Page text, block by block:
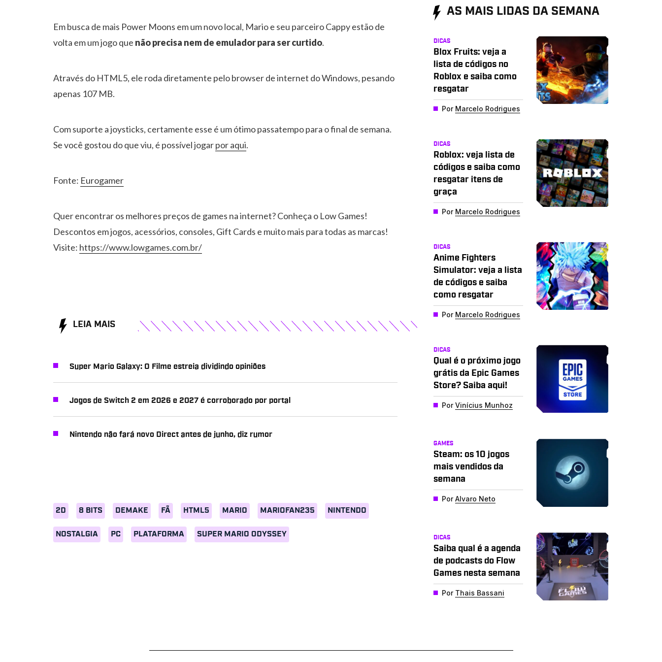
Em busca de mais Power Moons em um novo local, Mario e seu parceiro Cappy estão de
volta em um jogo que não precisa nem de emulador para ser curtido.
Através do HTML5, ele roda diretamente pelo browser de internet do Windows, pesando
apenas 107 MB.
Com suporte a joysticks, certamente esse é um ótimo passatempo para o final de semana.
Se você gostou do que viu, é possível jogarpor aqui.
Fonte: Eurogamer
Quer encontrar os melhores preços de games na internet? Conheça o Low Games!
Descontos em jogos, acessórios, consoles, Gift Cards e muito mais para todas as marcas!
Visite: https://www.lowgames.com.br/
2D 8 BITS DEMAKE FÃ HTML5 MARIO MARIOFAN235 NINTENDO
NOSTALGIA PC PLATAFORMA SUPER MARIO ODYSSEY
LEIA MAIS
Super Mario Galaxy: O Filme estreia dividindo opiniões
Jogos de Switch 2 em 2026 e 2027 é corroborado por portal
Nintendo não fará novo Direct antes de junho, diz rumor
AS MAIS LIDAS DA SEMANA
DICAS
Blox Fruits: veja a
lista de códigos no
Roblox e saiba como
resgatar
Por Marcelo Rodrigues
DICAS
Roblox: veja lista de
códigos e saiba como
resgatar itens de
graça
Por Marcelo Rodrigues
DICAS
Anime Fighters
Simulator: veja a lista
de códigos e saiba
como resgatar
Por Marcelo Rodrigues
DICAS
Qual é o próximo jogo
grátis da Epic Games
Store? Saiba aqui!
PorVinícius Munhoz
GAMES
Steam: os 10 jogos
mais vendidos da
semana
PorAlvaro Neto
DICAS
Saiba qual é a agenda
de podcasts do Flow
Games nesta semana
Por Thais Bassani